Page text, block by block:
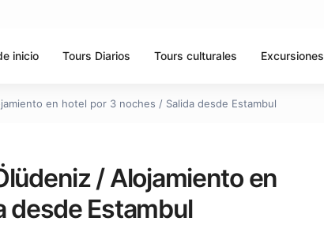
inicio Tours Diarios Tours culturales Excursiones
en hotel por 3 noches / Salida desde Estambul
/ Alojamiento en
desde Estambul